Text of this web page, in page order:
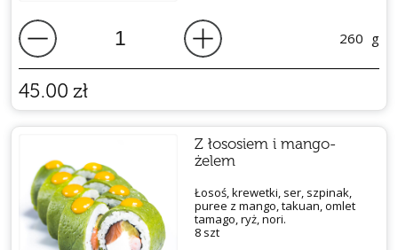
260 g
45.00 zł
Z łososiem i mango-
żelem
Łosoś, krewetki, ser, szpinak,
puree z mango, takuan, omlet
tamago, ryż, nori.
8 szt